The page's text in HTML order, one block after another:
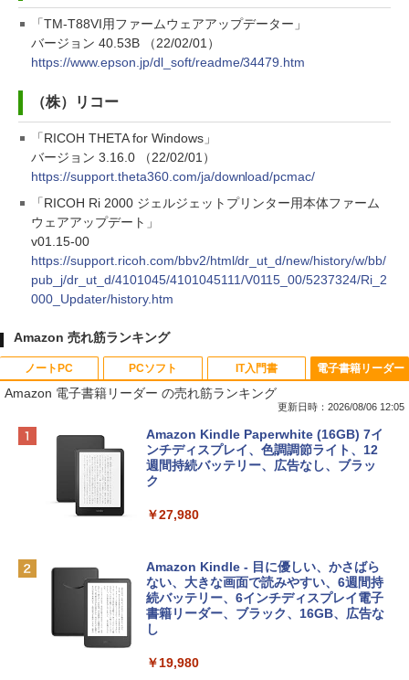
「TM-T88VI用ファームウェアアップデーター」
バージョン 40.53B （22/02/01）
https://www.epson.jp/dl_soft/readme/34479.htm
（株）リコー
「RICOH THETA for Windows」
バージョン 3.16.0 （22/02/01）
https://support.theta360.com/ja/download/pcmac/
「RICOH Ri 2000 ジェルジェットプリンター用本体ファーム
ウェアアップデート」
v01.15-00
https://support.ricoh.com/bbv2/html/dr_ut_d/new/history/w/bb/
pub_j/dr_ut_d/4101045/4101045111/V0115_00/5237324/Ri_2
000_Updater/history.htm
Amazon 売れ筋ランキング
ノートPC
Apple 2026 MacBook Neo A18 Proチッ
プ搭載13インチノートブック：AIとAppl
e Intelligenceのために設計、Liquid Ret
inaディスプレイ、8GBユニファイドメモ
eTime HDカメラ、Touch ID - インディ
￥137,800
tomtoc 360°保護 15.6 16インチ パソコ
ンケース Dell NEC Lavie ASUS HP dyna
PCソフト
Xbox プリペイドカード 10,000円 デジタ
ルコード 【旧 Xbox ギフトカード】 [オ
ンラインコード]
定バーチャルアイテムを含む】 【オンラ
インゲームコード】 ロブロックス | オン
ラインコード版
￥1,300
IT入門書
生成AIパスポート公式テキスト 第４版
￥1,766
出す プロンプトの言葉 AI画像生成シリー
ズ (はぴーイラストLabo)
￥99
ClaudeCode いちばんやさしい 教科書:
電子書籍リーダー
Amazon 電子書籍リーダー の売れ筋ランキング
更新日時：2026/08/06 12:05
Amazon Kindle Paperwhite (16GB) 7イ
ンチディスプレイ、色調調節ライト、12
週間持続バッテリー、広告なし、ブラッ
ク
￥27,980
Amazon Kindle - 目に優しい、かさばら
ない、大きな画面で読みやすい、6週間持
続バッテリー、6インチディスプレイ電子
書籍リーダー、ブラック、16GB、広告な
し
￥19,980